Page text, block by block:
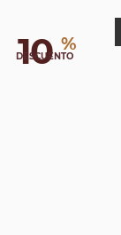
10 %
DESCUENTO